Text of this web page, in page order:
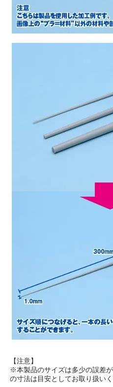
【注意】
※本製品のサイズは多少の誤差
の寸法は目安としてお取り扱いく